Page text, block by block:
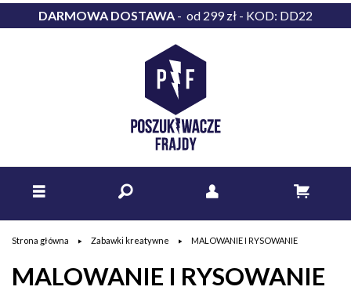
DARMOWA DOSTAWA - od 299 zł - KOD: DD22
Strona główna Zabawki kreatywne MALOWANIE I RYSOWANIE
MALOWANIE I RYSOWANIE